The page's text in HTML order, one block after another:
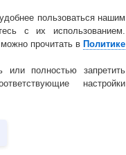
пользоваться нашим
с их использованием.
прочитать в Политике
или полностью запретить
настройки